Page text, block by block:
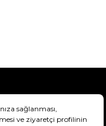
Bilgisi